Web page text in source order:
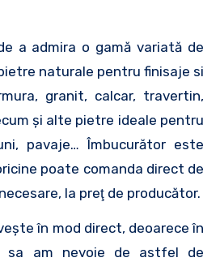
a admira o gamă variată de
naturale pentru finisaje si
granit, calcar, travertin,
şi alte pietre ideale pentru
pavaje… Îmbucurător este
poate comanda direct de
la preţ de producător.
în mod direct, deoarece în
sa am nevoie de astfel de